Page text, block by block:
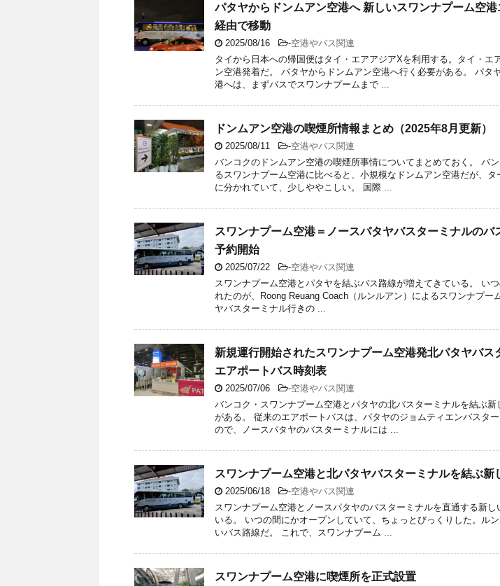
パタヤからドンムアン空港へ 新しいスワンナプーム空
経由で移動
2025/08/16 -空港やバス関連
タイから日本への帰国便はタイ・エアアジアXを利用する。タイ・エ
ン空港発着だ。 パタヤからドンムアン空港へ行く必要がある。 パタ
港へは、まずバスでスワンナプームまで ...
ドンムアン空港の喫煙所情報まとめ（2025年8月更新）
2025/08/11 -空港やバス関連
バンコクのドンムアン空港の喫煙所事情についてまとめておく。 バ
るスワンナプーム空港に比べると、小規模なドンムアン空港だが、タ
に分かれていて、少しややこしい。 国際 ...
スワンナプーム空港＝ノースパタヤバスターミナルのバ
予約開始
2025/07/22 -空港やバス関連
スワンナプーム空港とパタヤを結ぶバス路線が増えてきている。 い
れたのが、Roong Reuang Coach（ルンルアン）によるスワンナプー
ヤバスターミナル行きの ...
新規運行開始されたスワンナプーム空港発北パタヤバス
エアポートバス時刻表
2025/07/06 -空港やバス関連
バンコク・スワンナプーム空港とパタヤの北バスターミナルを結ぶ新
がある。 従来のエアポートバスは、パタヤのジョムティエンバスタ
ので、ノースパタヤのバスターミナルには ...
スワンナプーム空港と北パタヤバスターミナルを結ぶ新
2025/06/18 -空港やバス関連
スワンナプーム空港とノースパタヤのバスターミナルを直通する新し
いる。 いつの間にかオープンしていて、ちょっとびっくりした。ル
いバス路線だ。 これで、スワンナプーム ...
スワンナプーム空港に喫煙所を正式設置